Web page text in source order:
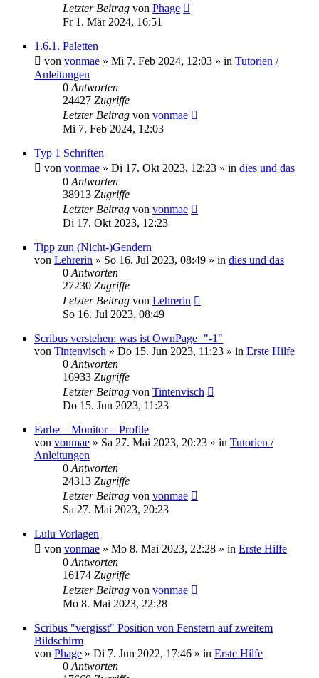
Letzter Beitrag von Phage
Fr 1. Mär 2024, 16:51
1.6.1. Paletten
von vonmae » Mi 7. Feb 2024, 12:03 » in Tutorien /
Anleitungen
0 Antworten
24427 Zugriffe
Letzter Beitrag von vonmae
Mi 7. Feb 2024, 12:03
Typ 1 Schriften
von vonmae » Di 17. Okt 2023, 12:23 » in dies und das
0 Antworten
38913 Zugriffe
Letzter Beitrag von vonmae
Di 17. Okt 2023, 12:23
Tipp zun (Nicht-)Gendern
von Lehrerin » So 16. Jul 2023, 08:49 » in dies und das
0 Antworten
27230 Zugriffe
Letzter Beitrag von Lehrerin
So 16. Jul 2023, 08:49
Scribus verstehen: was ist OwnPage="-1"
von Tintenvisch » Do 15. Jun 2023, 11:23 » in Erste Hilfe
0 Antworten
16933 Zugriffe
Letzter Beitrag von Tintenvisch
Do 15. Jun 2023, 11:23
Farbe – Monitor – Profile
von vonmae » Sa 27. Mai 2023, 20:23 » in Tutorien /
Anleitungen
0 Antworten
24313 Zugriffe
Letzter Beitrag von vonmae
Sa 27. Mai 2023, 20:23
Lulu Vorlagen
von vonmae » Mo 8. Mai 2023, 22:28 » in Erste Hilfe
0 Antworten
16174 Zugriffe
Letzter Beitrag von vonmae
Mo 8. Mai 2023, 22:28
Scribus "vergisst" Position von Fenstern auf zweitem
Bildschirm
von Phage » Di 7. Jun 2022, 17:46 » in Erste Hilfe
0 Antworten